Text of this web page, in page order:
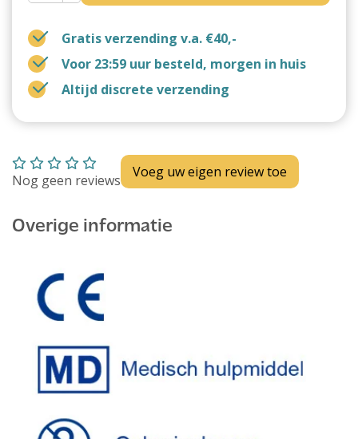
Gratis verzending v.a. €40,-
Voor 23:59 uur besteld, morgen in huis
Altijd discrete verzending
Nog geen reviews Voeg uw eigen review toe
Overige informatie